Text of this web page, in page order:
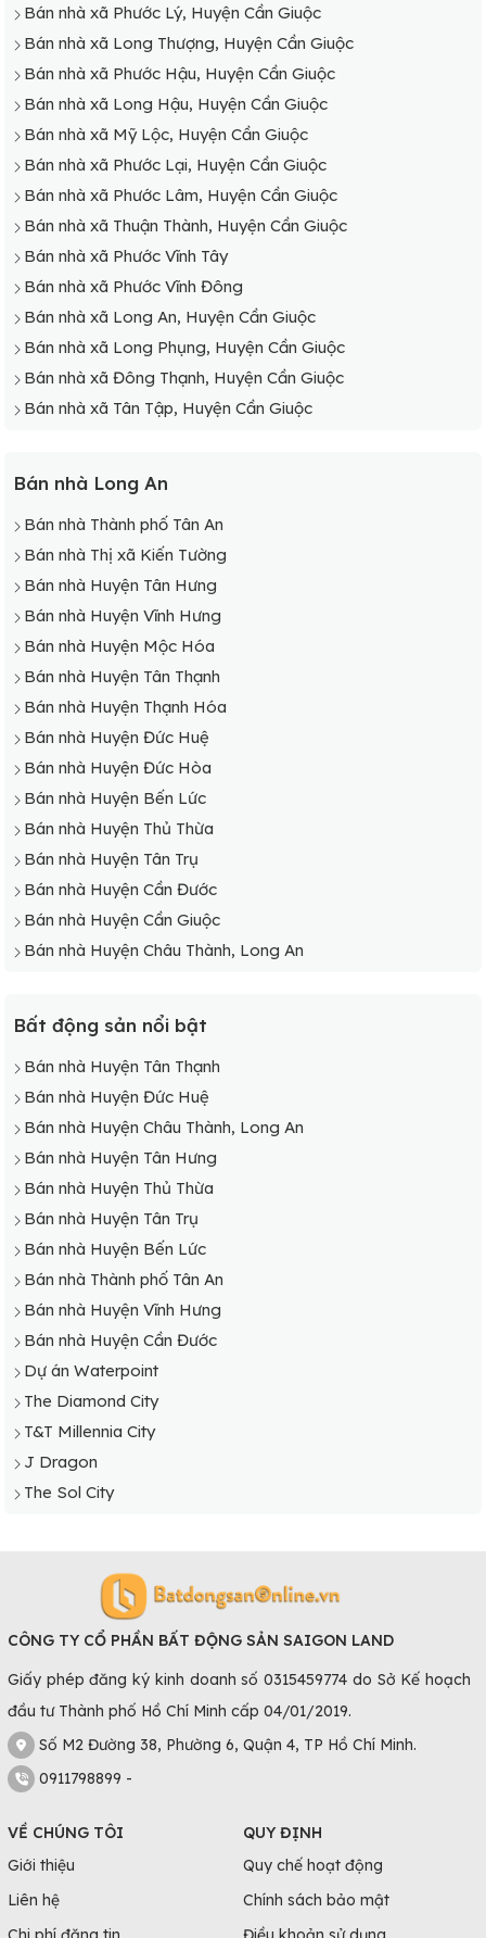
Bán nhà xã Phước Lý, Huyện Cần Giuộc
Bán nhà xã Long Thượng, Huyện Cần Giuộc
Bán nhà xã Phước Hậu, Huyện Cần Giuộc
Bán nhà xã Long Hậu, Huyện Cần Giuộc
Bán nhà xã Mỹ Lộc, Huyện Cần Giuộc
Bán nhà xã Phước Lại, Huyện Cần Giuộc
Bán nhà xã Phước Lâm, Huyện Cần Giuộc
Bán nhà xã Thuận Thành, Huyện Cần Giuộc
Bán nhà xã Phước Vĩnh Tây
Bán nhà xã Phước Vĩnh Đông
Bán nhà xã Long An, Huyện Cần Giuộc
Bán nhà xã Long Phụng, Huyện Cần Giuộc
Bán nhà xã Đông Thạnh, Huyện Cần Giuộc
Bán nhà xã Tân Tập, Huyện Cần Giuộc
Bán nhà Long An
Bán nhà Thành phố Tân An
Bán nhà Thị xã Kiến Tường
Bán nhà Huyện Tân Hưng
Bán nhà Huyện Vĩnh Hưng
Bán nhà Huyện Mộc Hóa
Bán nhà Huyện Tân Thạnh
Bán nhà Huyện Thạnh Hóa
Bán nhà Huyện Đức Huệ
Bán nhà Huyện Đức Hòa
Bán nhà Huyện Bến Lức
Bán nhà Huyện Thủ Thừa
Bán nhà Huyện Tân Trụ
Bán nhà Huyện Cần Đước
Bán nhà Huyện Cần Giuộc
Bán nhà Huyện Châu Thành, Long An
Bất động sản nổi bật
Bán nhà Huyện Tân Thạnh
Bán nhà Huyện Đức Huệ
Bán nhà Huyện Châu Thành, Long An
Bán nhà Huyện Tân Hưng
Bán nhà Huyện Thủ Thừa
Bán nhà Huyện Tân Trụ
Bán nhà Huyện Bến Lức
Bán nhà Thành phố Tân An
Bán nhà Huyện Vĩnh Hưng
Bán nhà Huyện Cần Đước
Dự án Waterpoint
The Diamond City
T&T Millennia City
J Dragon
The Sol City
CÔNG TY CỔ PHẦN BẤT ĐỘNG SẢN SAIGON LAND
Giấy phép đăng ký kinh doanh số 0315459774 do Sở Kế hoạch
đầu tư Thành phố Hồ Chí Minh cấp 04/01/2019.
Số M2 Đường 38, Phường 6, Quận 4, TP Hồ Chí Minh.
0911798899 -
VỀ CHÚNG TÔI
Giới thiệu
Liên hệ
QUY ĐỊNH
Quy chế hoạt động
Chính sách bảo mật